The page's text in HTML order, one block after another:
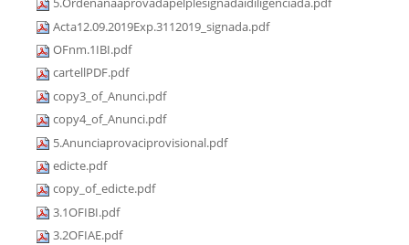
Acta12.09.2019Exp.3112019_signada.pdf
OFnm.1IBI.pdf
cartellPDF.pdf
copy3_of_Anunci.pdf
copy4_of_Anunci.pdf
5.Anunciaprovaciprovisional.pdf
edicte.pdf
copy_of_edicte.pdf
3.1OFIBI.pdf
3.2OFIAE.pdf